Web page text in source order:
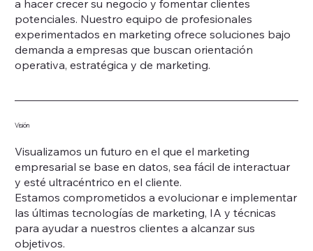
a hacer crecer su negocio y fomentar clientes
potenciales. Nuestro equipo de profesionales
experimentados en marketing ofrece soluciones bajo
demanda a empresas que buscan orientación
operativa, estratégica y de marketing.
Visión
Visualizamos un futuro en el que el marketing
empresarial se base en datos, sea fácil de interactuar
y esté ultracéntrico en el cliente.
Estamos comprometidos a evolucionar e implementar
las últimas tecnologías de marketing, IA y técnicas
para ayudar a nuestros clientes a alcanzar sus
objetivos.